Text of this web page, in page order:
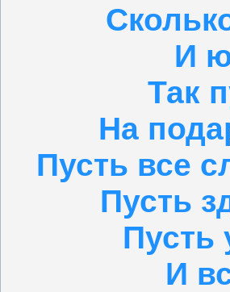
И
Так
На
Пусть все
Пусть
Пусть
И